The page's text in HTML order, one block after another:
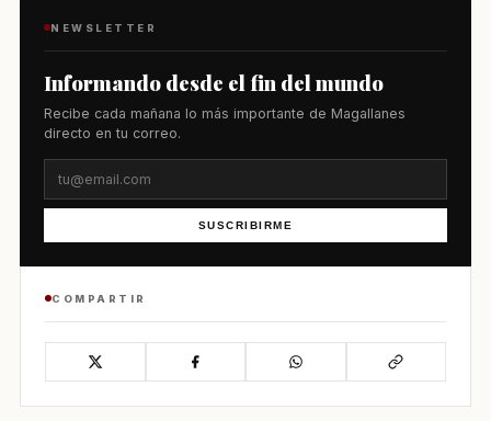
NEWSLETTER
Informando desde el fin del mundo
Recibe cada mañana lo más importante de Magallanes
directo en tu correo.
SUSCRIBIRME
COMPARTIR